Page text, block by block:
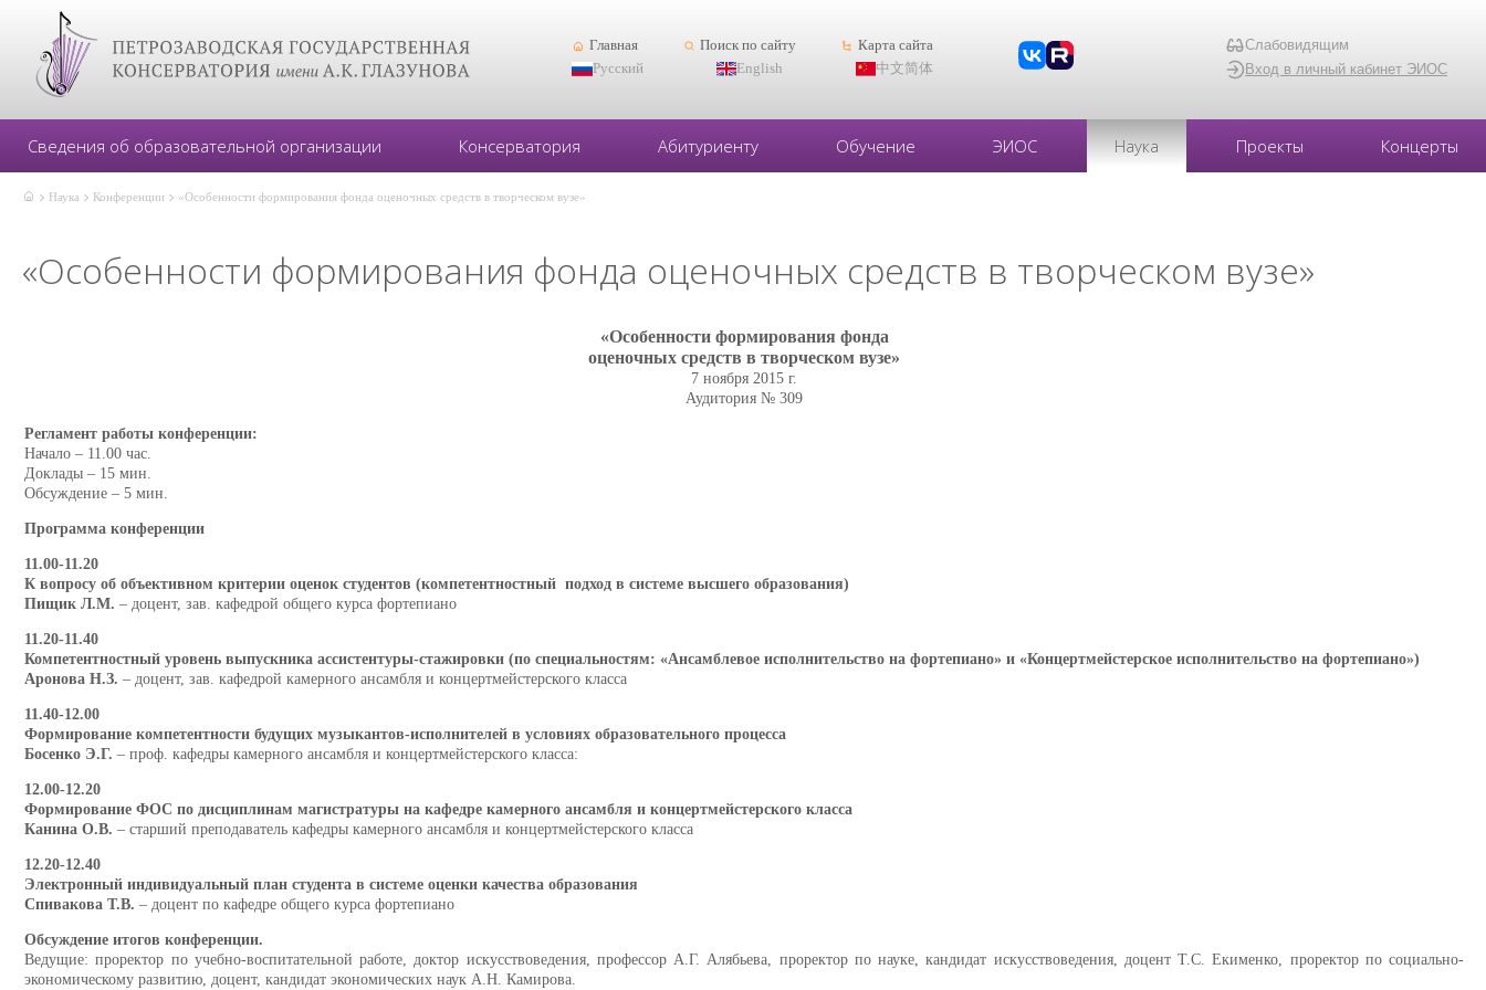
Главная Поиск по сайту
Карта сайта
Русский
English 中文简体
Слабовидящим
Вход в личный кабинет ЭИОС
Сведения об образовательной организации Консерватория Абитуриенту Обучение ЭИОС Наука Проекты Концерты
Наука Конференции «Особенности формирования фонда оценочных средств в творческом вузе»
«Особенности формирования фонда оценочных средств в творческом вузе»
«Особенности формирования фонда
оценочных средств в творческом вузе»
7 ноября 2015 г.
Аудитория № 309
Регламент работы конференции:
Начало – 11.00 час.
Доклады – 15 мин.
Обсуждение – 5 мин.
Программа конференции
11.00-11.20
К вопросу об объективном критерии оценок студентов (компетентностный подход в системе высшего образования)
Пищик Л.М. – доцент, зав. кафедрой общего курса фортепиано
11.20-11.40
Компетентностный уровень выпускника ассистентуры-стажировки (по специальностям: «Ансамблевое исполнительство на фортепиано» и «Концертмейстерское исполнительство на фортепиано»)
Аронова Н.З. – доцент, зав. кафедрой камерного ансамбля и концертмейстерского класса
11.40-12.00
Формирование компетентности будущих музыкантов-исполнителей в условиях образовательного процесса
Босенко Э.Г. – проф. кафедры камерного ансамбля и концертмейстерского класса:
12.00-12.20
Формирование ФОС по дисциплинам магистратуры на кафедре камерного ансамбля и концертмейстерского класса
Канина О.В. – старший преподаватель кафедры камерного ансамбля и концертмейстерского класса
12.20-12.40
Электронный индивидуальный план студента в системе оценки качества образования
Спивакова Т.В. – доцент по кафедре общего курса фортепиано
Обсуждение итогов конференции.
Ведущие: проректор по учебно-воспитательной работе, доктор искусствоведения, профессор А.Г. Алябьева, проректор по науке, кандидат искусствоведения, доцент Т.С. Екименко, проректор по социально-
экономическому развитию, доцент, кандидат экономических наук А.Н. Камирова.